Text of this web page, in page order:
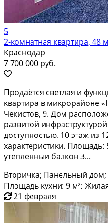
5
2-комнатная квартира, 48
Краснодар
7 700 000 руб.
Продаётся светлая и
квартира в микрорайоне
Чекистов, 9. Дом
развитой
доступностью. 10 этаж из
характеристики. Площадь:
утеплённый балкон 3...
Вторичка; Панельный
Площадь кухни: 9 м²;
21 февраля